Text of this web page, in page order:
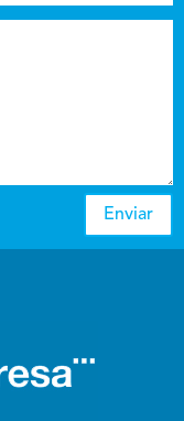
Enviar